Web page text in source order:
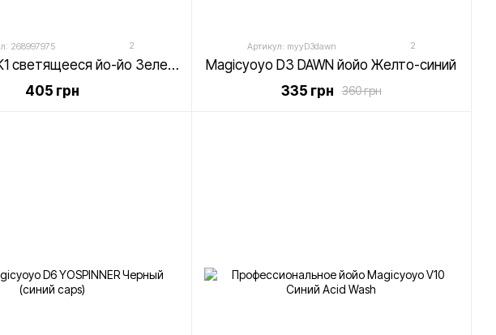
йо, идеально подходящее именно вам, благодаря широкому
просто бренд; это воплощение страсти к йо-йо, инноваций и
вы не просто покупаете йо-йо; вы вступаете в мировое
и профессионалов, разделяющих вашу страсть. Будь то ваш первый
268997975 2
Magicyoyo K1 светящееся йо-йо Зеленый
405 грн
Артикул: myyD3dawn 2
Magicyoyo D3 DAWN йойо Желто-синий
360 грн
335 грн